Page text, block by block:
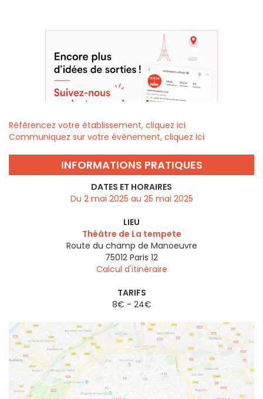
Référencez votre établissement, cliquez ici
Communiquez sur votre évènement, cliquez ici
INFORMATIONS PRATIQUES
DATES ET HORAIRES
Du 2 mai 2025 au 25 mai 2025
LIEU
Théâtre de La tempete
Route du champ de Manoeuvre
75012 Paris 12
Calcul d'itinéraire
TARIFS
8€ - 24€